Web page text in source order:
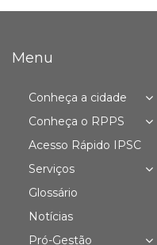
Menu
Conheça a cidade
Conheça o RPPS
Acesso Rápido IPSC
Serviços
Glossário
Notícias
Pró-Gestão